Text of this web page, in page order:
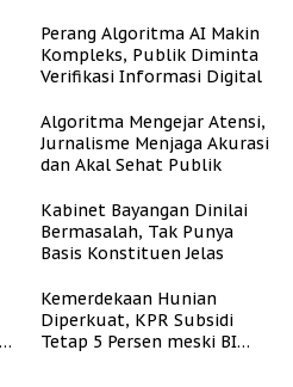
Perang Algoritma AI Makin
Kompleks, Publik Diminta
Verifikasi Informasi Digital
Algoritma Mengejar Atensi,
Jurnalisme Menjaga Akurasi
dan Akal Sehat Publik
Kabinet Bayangan Dinilai
Bermasalah, Tak Punya
Basis Konstituen Jelas
Kemerdekaan Hunian
Diperkuat, KPR Subsidi
Tetap 5 Persen meski BI